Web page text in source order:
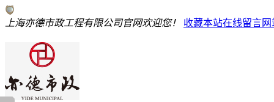
上海亦德市政工程有限公司官网欢迎您！ 收藏本站在线留言